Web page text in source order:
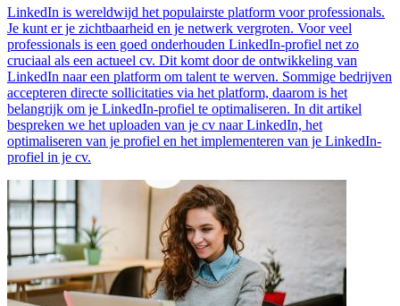
LinkedIn is wereldwijd het populairste platform voor professionals.
Je kunt er je zichtbaarheid en je netwerk vergroten. Voor veel
professionals is een goed onderhouden LinkedIn-profiel net zo
cruciaal als een actueel cv. Dit komt door de ontwikkeling van
LinkedIn naar een platform om talent te werven. Sommige bedrijven
accepteren directe sollicitaties via het platform, daarom is het
belangrijk om je LinkedIn-profiel te optimaliseren. In dit artikel
bespreken we het uploaden van je cv naar LinkedIn, het
optimaliseren van je profiel en het implementeren van je LinkedIn-
profiel in je cv.